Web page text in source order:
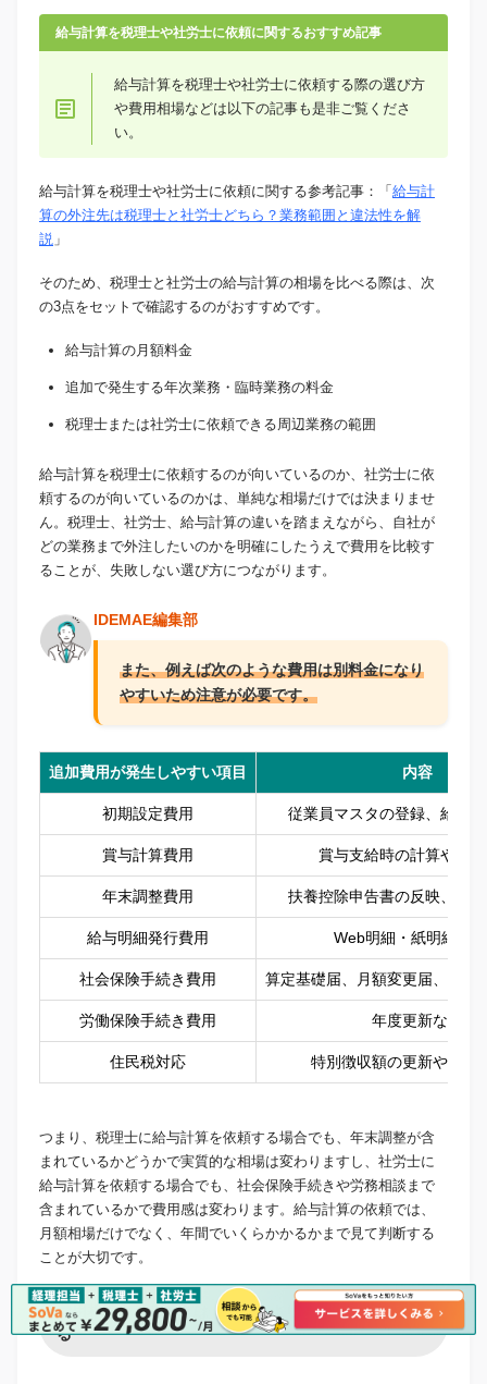
給与計算を税理士や社労士に依頼に関するおすすめ記事
給与計算を税理士や社労士に依頼する際の選び方
や費用相場などは以下の記事も是非ご覧くださ
い。
給与計算を税理士や社労士に依頼に関する参考記事：「給与計
算の外注先は税理士と社労士どちら？業務範囲と違法性を解
説 」
そのため、税理士と社労士の給与計算の相場を比べる際は、次
の3点をセットで確認するのがおすすめです。
給与計算の月額料金
追加で発生する年次業務・臨時業務の料金
税理士または社労士に依頼できる周辺業務の範囲
給与計算を税理士に依頼するのが向いているのか、社労士に依
頼するのが向いているのかは、単純な相場だけでは決まりませ
ん。税理士、社労士、給与計算の違いを踏まえながら、自社が
どの業務まで外注したいのかを明確にしたうえで費用を比較す
ることが、失敗しない選び方につながります。
IDEMAE編集部
また、例えば次のような費用は別料金になり
やすいため注意が必要です。
追加費用が発生しやすい項目 内容
初期設定費用 従業員マスタの登録、給与
賞与計算費用 賞与支給時の計算や明
年末調整費用 扶養控除申告書の反映、年
給与明細発行費用 Web明細・紙明細の
社会保険手続き費用 算定基礎届、月額変更届、資格
労働保険手続き費用 年度更新など
住民税対応 特別徴収額の更新や異動
つまり、税理士に給与計算を依頼する場合でも、年末調整が含
まれているかどうかで実質的な相場は変わりますし、社労士に
給与計算を依頼する場合でも、社会保険手続きや労務相談まで
含まれているかで費用感は変わります。給与計算の依頼では、
月額相場だけでなく、年間でいくらかかるかまで見て判断する
ことが大切です。
費用相場を見るときは「安さ」より「範囲」を確認す
る